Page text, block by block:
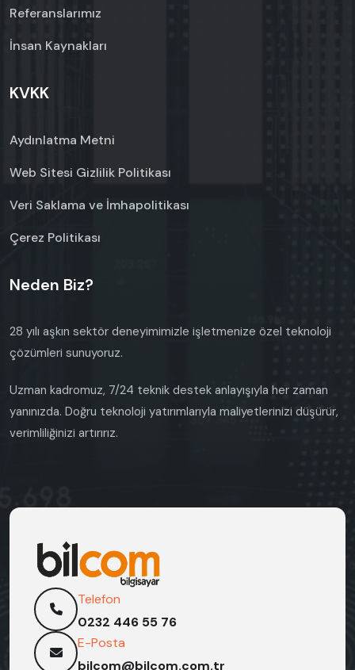
Referanslarımız
İnsan Kaynakları
KVKK
Aydınlatma Metni
Web Sitesi Gizlilik Politikası
Veri Saklama ve İmhapolitikası
Çerez Politikası
Neden Biz?
28 yılı aşkın sektör deneyimimizle işletmenize özel teknoloji
çözümleri sunuyoruz.
Uzman kadromuz, 7/24 teknik destek anlayışıyla her zaman
yanınızda. Doğru teknoloji yatırımlarıyla maliyetlerinizi düşürür,
verimliliğinizi artırırız.
Telefon
0232 446 55 76
E-Posta
bilcom@bilcom.com.tr